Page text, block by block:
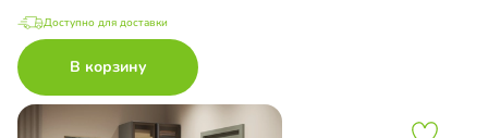
Доступно для доставки
В корзину